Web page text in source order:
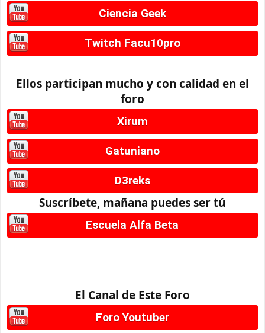
Ciencia Geek
Twitch Facu10pro
Ellos participan mucho y con calidad en el
foro
Xirum
Gatuniano
D3reks
Suscríbete, mañana puedes ser tú
Escuela Alfa Beta
El Canal de Este Foro
Foro Youtuber